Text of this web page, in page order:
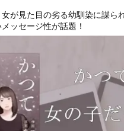
が見た目の劣る幼馴染に謀ら
ッセージ性が話題！